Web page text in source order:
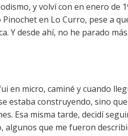
y volví con en enero de
en Lo Curro, pese a
Y desde ahí, no he parado más.
en micro, caminé y cuando
estaba construyendo, sino
Esa misma tarde, decidí
algunos que me fueron